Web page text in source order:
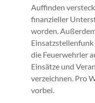
Auffinden
finanzieller
worden.
die Feuerwehrler
Einsätze und
verzeichnen. Pro
vorbei.